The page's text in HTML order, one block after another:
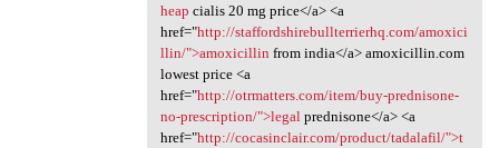
heap cialis 20 mg price</a> <a
href="http://staffordshirebullterrierhq.com/amoxici
llin/">amoxicillin from india</a> amoxicillin.com
lowest price <a
href="http://otrmatters.com/item/buy-prednisone-
no-prescription/">legal prednisone</a> <a
href="http://cocasinclair.com/product/tadalafil/">t